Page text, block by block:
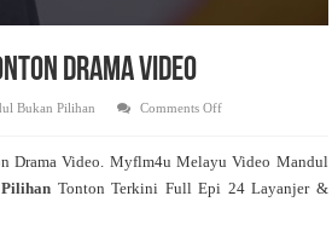
Drama Video
Bukan Pilihan Comments Offon
Live
24
Drama Video. Myflm4u Melayu Video Mandul
Tonton Terkini Full Epi 24 Layanjer &